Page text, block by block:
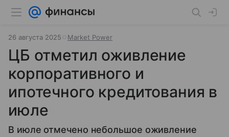
26 августа 2025 Market Power
ЦБ отметил оживление
корпоративного и
ипотечного кредитования в
июле
В июле отмечено небольшое оживление